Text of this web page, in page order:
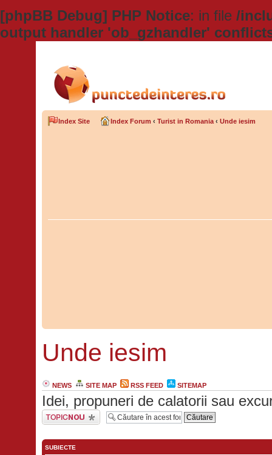
[phpBB Debug] PHP Notice: in file /
output handler 'ob_gzhandler'
Index Site Index Forum ‹ Turist in Romania ‹ Unde iesim
Unde iesim
NEWS SITE MAP RSS FEED SITEMAP
Idei, propuneri de calatorii sau
Scrie un subiect
nou
SUBIECTE